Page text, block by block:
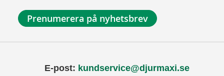
Prenumerera på nyhetsbrev
E-post: kundservice@djurmaxi.se